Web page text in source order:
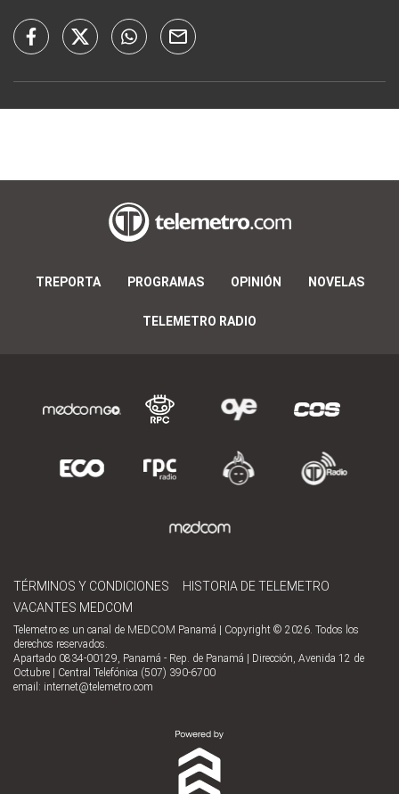
TREPORTA PROGRAMAS OPINIÓN NOVELAS
TELEMETRO RADIO
TÉRMINOS Y CONDICIONES
HISTORIA DE TELEMETRO
VACANTES MEDCOM
Telemetro es un canal de MEDCOM Panamá | Copyright © 2026. Todos los
derechos reservados.
Apartado 0834-00129, Panamá - Rep. de Panamá | Dirección, Avenida 12 de
Octubre | Central Telefónica (507) 390-6700
email: internet@telemetro.com